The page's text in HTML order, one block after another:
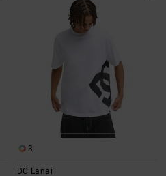
3
DC Lanai